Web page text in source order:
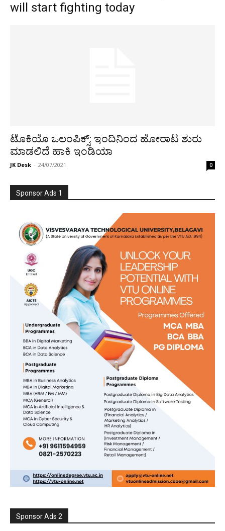
will start fighting today
ಟೊಕಿಯೊ ಒಲಂಪಿಕ್ಸ್: ಇಂದಿನಿಂದ ಹೋರಾಟ ಶುರು
ಮಾಡಲಿದೆ ಹಾಕಿ ಇಂಡಿಯಾ
JK Desk - 24/07/2021 0
Sponsor Ads 1
Sponsor Ads 2